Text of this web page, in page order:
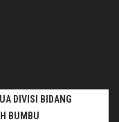
DIVISI BIDANG
BUMBU